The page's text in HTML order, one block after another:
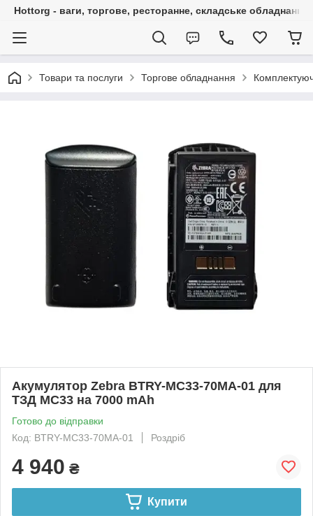
Hottorg - ваги, торгове, ресторанне, складське обладнання
Товари та послуги Торгове обладнання
Акумулятор Zebra BTRY-MC33-70MA-01 для
ТЗД MC33 на 7000 mAh
Готово до відправки
Код: BTRY-MC33-70MA-01
Роздріб
4 940 ₴
Купити